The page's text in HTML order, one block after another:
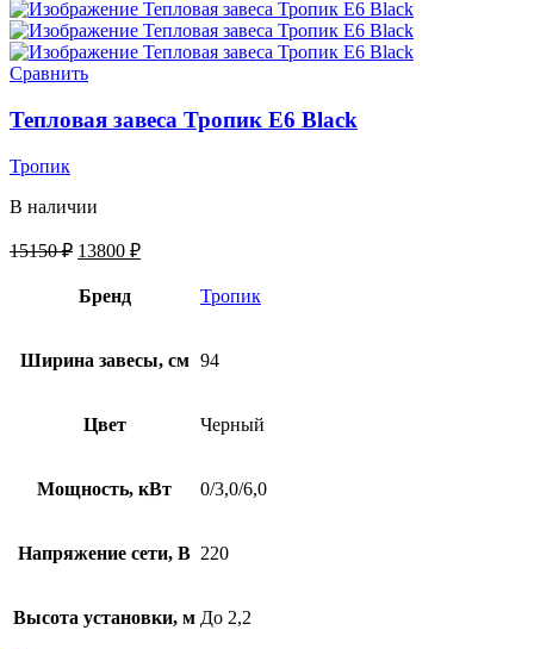
Сравнить
Тепловая завеса Тропик E6 Black
Тропик
В наличии
15150₽ 13800 ₽
Бренд Тропик
Ширина завесы, см 94
Цвет Черный
Мощность, кВт 0/3,0/6,0
Напряжение сети, В 220
Высота установки, м До 2,2